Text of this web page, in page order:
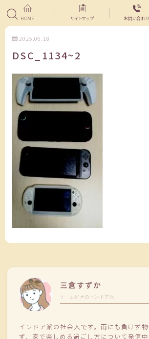
HOME サイトマップ お問い合わ
2025.06.18
DSC_1134~2
三倉すずか
ゲーム好きのインドア派
インドア派の社会人です。雨にも負けず
ず、家で楽しめる過ごし方について発信